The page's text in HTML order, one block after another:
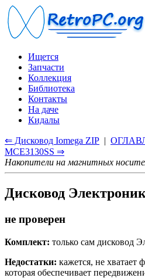
Ищется
Запчасти
Коллекция
Библиотека
Контакты
На даче
Кидалы
⇐ Дисковод Iomega ZIP |
MCE3130SS ⇒
Накопители на магнитных
Дисковод
не проверен
Комплект: только сам дисковод
Недостатки: кажется, не хватает
которая обеспечивает